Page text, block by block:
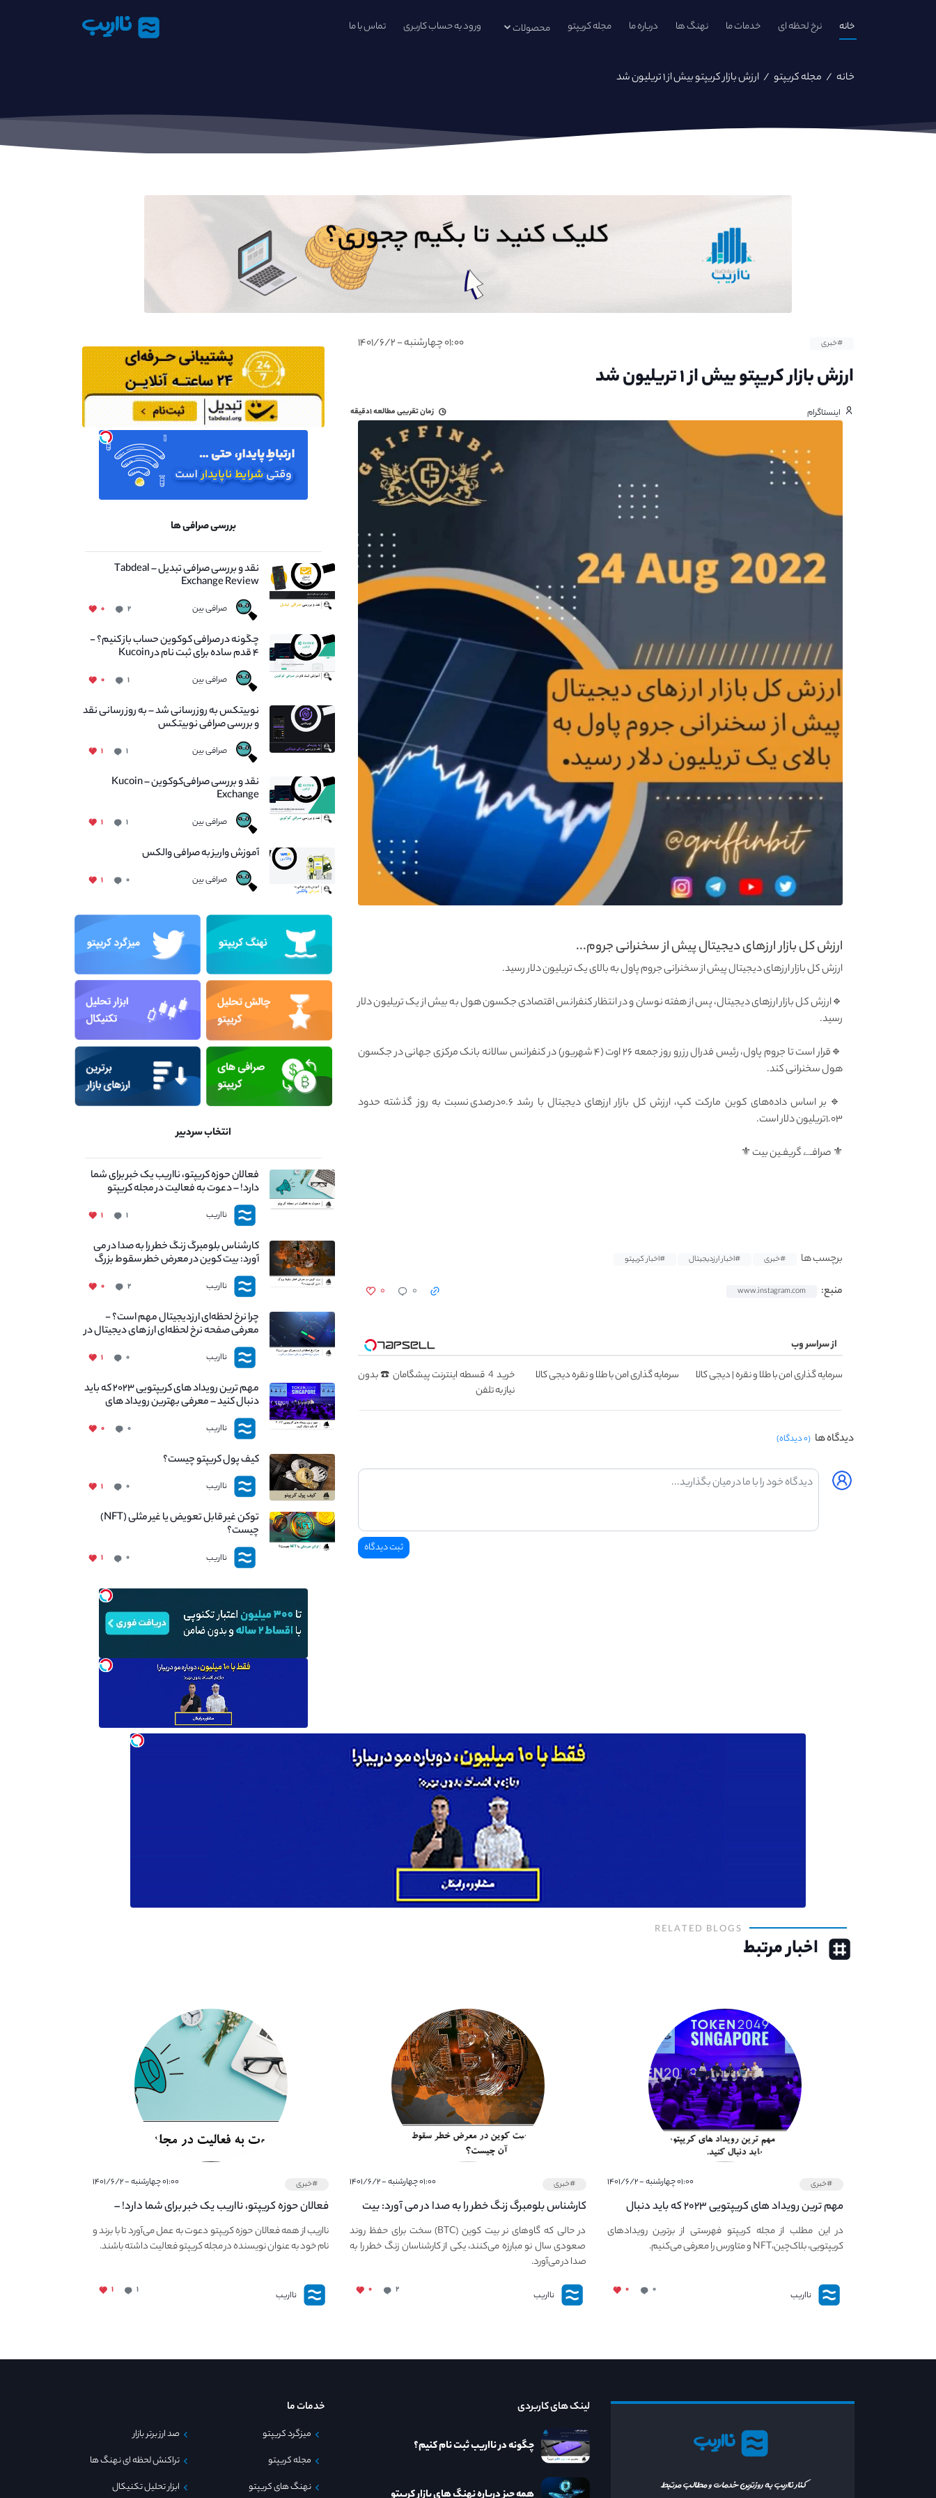
خانه نرخ لحظه ای خدمات ما نهنگ ها درباره ما مجله کریپتو محصولات ورود به حساب کاربری تماس با ما نااریب
خانه / مجله کریپتو / ارزش بازار کریپتو بیش از ۱ تریلیون شد
#خبری ۰۱:۰۰ چهارشنبه - ۱۴۰۱/۶/۲
ارزش بازار کریپتو بیش از ۱ تریلیون شد
اینستاگرام زمان تقریبی مطالعه۱دقیقه
ارزش کل بازار ارزهای دیجیتال پیش از سخنرانی جروم...
ارزش کل بازار ارزهای دیجیتال پیش از سخنرانی جروم پاول به بالای یک تریلیون دلار رسید.
🔹ارزش کل بازار ارزهای دیجیتال، پس از هفته نوسان و در انتظار کنفرانس اقتصادی جکسون هول به بیش از یک تریلیون دلار
رسید.
🔹قرار است تا جروم پاول، رئیس فدرال رزرو روز جمعه ۲۶ اوت (۴ شهریور) در کنفرانس سالانه بانک مرکزی جهانی در جکسون
هول سخنرانی کند.
🔹بر اساس داده‌های کوین مارکت کپ، ارزش کل بازار ارزهای دیجیتال با رشد ۰.۶درصدی نسبت به روز گذشته حدود
۱.۰۳تریلیون دلار است.
⚜️ صرافـے گریفـین بیت ⚜️
برچسب ها #خبری #اخبار ارزدیجیتال #اخبار کریپتو
منبع: www.instagram.com ۰ ۰
از سراسر وب
سرمایه گذاری امن با طلا و نقره | دیجی کالا
سرمایه گذاری امن با طلا و نقره دیجی کالا
خرید 4 قسطه اینترنت پیشگامان ☎️ بدون
نیاز به تلفن
دیدگاه ها (۰ دیدگاه)
بررسی صرافی ها
نقد و بررسی صرافی تبدیل – Tabdeal
Exchange Review
صرافی بین ۲ ۰
چگونه در صرافی کوکوین حساب باز کنیم؟ -
۴ قدم ساده برای ثبت نام در Kucoin
صرافی بین ۱ ۰
نوبیتکس به روزرسانی شد – به روز رسانی نقد
و بررسی صرافی نوبیتکس
صرافی بین ۱ ۱
نقد و بررسی صرافی‌کوکوین – Kucoin
Exchange
صرافی بین ۱ ۱
آموزش واریز به صرافی والکس
صرافی بین ۰ ۱
انتخاب سردبیر
فعالان حوزه کریپتو، نااریب یک خبر برای شما
دارد! – دعوت به فعالیت در مجله کریپتو
نااریب ۱ ۱
کارشناس بلومبرگ زنگ خطر را به صدا در می
آورد: بیت کوین در معرض خطر سقوط بزرگ
است - دلیل آن چیست؟
نااریب ۲ ۰
چرا نرخ لحظه‌ای ارزدیجیتال مهم است؟ -
معرفی صفحه نرخ لحظه‌ای ارز های دیجیتال در
نااریب
نااریب ۰ ۱
مهم ترین رویداد های کریپتویی ۲۰۲۳ که باید
دنبال کنید – معرفی بهترین رویداد های
جهانی
نااریب ۰ ۰
کیف پول کریپتو چیست؟
نااریب ۰ ۱
توکن غیر قابل تعویض یا غیر مثلی (NFT)
چیست؟
نااریب ۰ ۱
RELATED BLOGS
اخبار مرتبط
#خبری ۰۱:۰۰ چهارشنبه - ۱۴۰۱/۶/۲
مهم ترین رویداد های کریپتویی ۲۰۲۳ که باید دنبال
کنید – معرفی بهترین رویداد های جهانی
در این مطلب از مجله کریپتو فهرستی از برترین رویدادهای
کریپتویی، بلاک‌چین،NFT و متاورس را معرفی می‌کنیم.
نااریب ۰ ۰
#خبری ۰۱:۰۰ چهارشنبه - ۱۴۰۱/۶/۲
کارشناس بلومبرگ زنگ خطر را به صدا در می آورد: بیت
کوین در معرض خطر سقوط بزرگ است - دلیل آن
چیست؟
در حالی که گاوهای نر بیت کوین (BTC) سخت برای حفظ روند
صعودی سال نو مبارزه می‌کنند، یکی از کارشناسان زنگ خطر را به
صدا در می‌آورد.
نااریب ۲ ۰
#خبری ۰۱:۰۰ چهارشنبه - ۱۴۰۱/۶/۲
فعالان حوزه کریپتو، نااریب یک خبر برای شما دارد! –
دعوت به فعالیت در مجله کریپتو
نااریب از همه فعالان حوزه کریپتو دعوت به عمل می‌آورد تا با برند و
نام خود به عنوان نویسنده در مجله کریپتو فعالیت داشته باشند.
نااریب ۱ ۱
نااریب
کنار نااریب به روزترین خدمات و مطالب مرتبط
لینک های کاربردی
چگونه در نااریب ثبت نام کنیم؟
خدمات ما
میزگرد کریپتو
مجله کریپتو
نهنگ های کریپتو
صد ارز برتر بازار
تراکنش لحظه ای نهنگ ها
ابزار تحلیل تکنیکال